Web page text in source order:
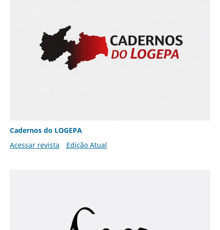
Cadernos do LOGEPA
Acessar revista
Edição Atual